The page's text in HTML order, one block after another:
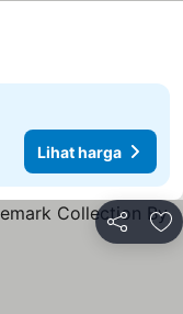
Lihat harga
Bagikan